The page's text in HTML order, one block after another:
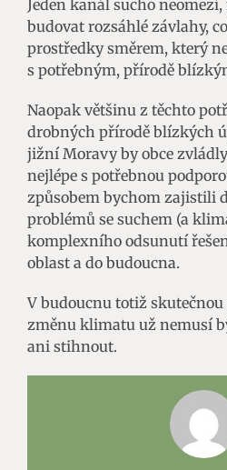
Jeden kanál sucho
budovat rozsáhlé závlahy,
prostředky směrem, který
s potřebným, přírodě
Naopak většinu z těchto
drobných přírodě blízkých
jižní Moravy by obce
nejlépe s potřebnou
způsobem bychom zajistili
problémů se suchem (a
komplexního odsunutí
oblast a do budoucna.
V budoucnu totiž
změnu klimatu už nemusí
ani stihnout.